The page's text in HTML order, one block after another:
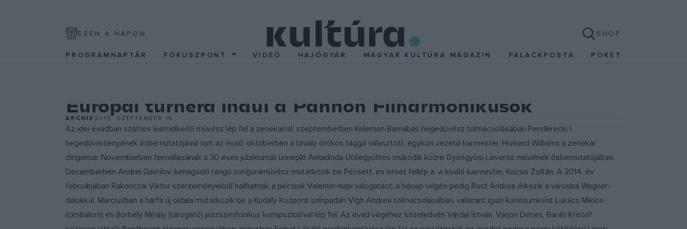
EZEN A NAPON SHOP
PROGRAMNAPTÁR FÓKUSZPONT VIDEÓ HAJÓGYÁR MAGYAR KULTÚRA MAGAZIN PALACKPOSTA POKET
Európai turnéra indul a Pannon Filharmonikusok
ARCHÍV2013. SZEPTEMBER 16.
Az idei évadban számos kiemelkedő művész lép fel a zenekarral: szeptemberben Kelemen Barnabás hegedűvész tolmácsolásában Penderecki I.
hegedűversenyének ősbemutatójával nyit az évad, októberben a tavaly örökös taggá választott, egykori vezető karmester, Howard Williams a zenekar
dirigense. Novemberben fennállásának a 30 éves jubileumát ünneplő Amadinda Ütőegyüttes működik közre Gyöngyösi Levente művének ősbemutatójában.
Decemberben Andrei Gavrilov, kimagasló rangú zongoraművész mutatkozik be Pécsett, és ismét fellép a a kiváló karmester, Kocsis Zoltán. A 2014. év
februárjában Rakonczai Viktor szerzeményeiből hallhatnak a pécsiek Valentin-napi válogatást, a hónap végén pedig Rost Andrea érkezik a városba Wagner-
dalokkal. Márciusban a hárfa új oldala mutatkozik be a Kodály Központ színpadán Vígh Andrea tolmácsolásában, valamint igazi kuriózumként Lukács Miklós
(cimbalom) és Borbély Mihály (tárogató) jazzszimfonikus kompozícióval lép fel. Az évad végéhez közeledvén Várdai István, Várjon Dénes, Baráti Kristóf